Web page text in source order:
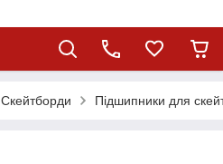
Скейтборди Підшипники для